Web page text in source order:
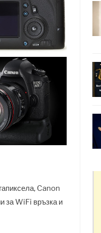
Canon
за WiFi връзка и